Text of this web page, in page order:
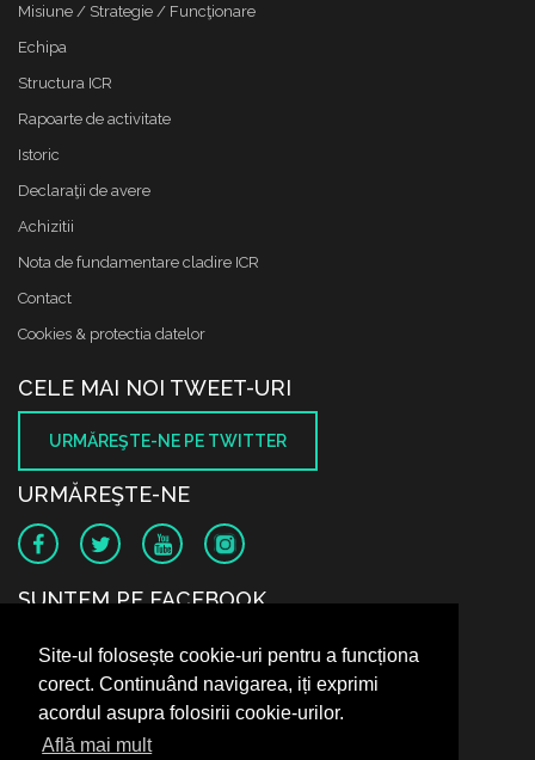
Site-ul folosește cookie-uri pentru a funcționa
corect. Continuând navigarea, iți exprimi
acordul asupra folosirii cookie-urilor.
Află mai mult
Misiune / Strategie / Funcţionare
Echipa
Structura ICR
Rapoarte de activitate
Istoric
Declaraţii de avere
Achizitii
Nota de fundamentare cladire ICR
Contact
Cookies & protectia datelor
CELE MAI NOI TWEET-URI
URMĂREŞTE-NE PE TWITTER
URMĂREŞTE-NE
SUNTEM PE FACEBOOK